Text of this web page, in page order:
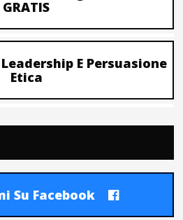
GRATIS
E Persuasione
Etica
Su Facebook